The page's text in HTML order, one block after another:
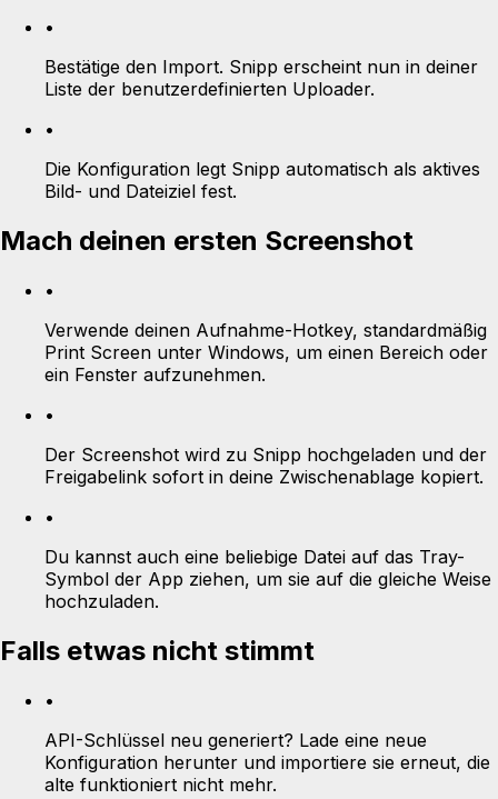
•
Bestätige den Import. Snipp erscheint nun in deiner
Liste der benutzerdefinierten Uploader.
•
Die Konfiguration legt Snipp automatisch als aktives
Bild- und Dateiziel fest.
Mach deinen ersten Screenshot
•
Verwende deinen Aufnahme-Hotkey, standardmäßig
Print Screen unter Windows, um einen Bereich oder
ein Fenster aufzunehmen.
•
Der Screenshot wird zu Snipp hochgeladen und der
Freigabelink sofort in deine Zwischenablage kopiert.
•
Du kannst auch eine beliebige Datei auf das Tray-
Symbol der App ziehen, um sie auf die gleiche Weise
hochzuladen.
Falls etwas nicht stimmt
•
API-Schlüssel neu generiert? Lade eine neue
Konfiguration herunter und importiere sie erneut, die
alte funktioniert nicht mehr.